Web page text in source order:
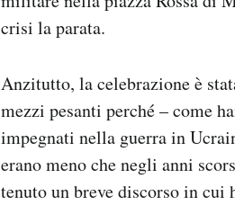
crisi la parata.
Anzitutto, la celebrazione è
mezzi pesanti perché – come
impegnati nella guerra in
erano meno che negli anni
tenuto un breve discorso in cui